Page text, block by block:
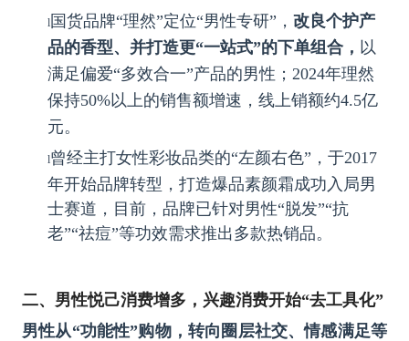
l国货品牌“理然”定位“男性专研”， 改良个护产
品的香型、并打造更“一站式”的下单组合， 以
满足偏爱“多效合一”产品的男性；2024年理然
保持50%以上的销售额增速，线上销额约4.5亿
元。
l曾经主打女性彩妆品类的“左颜右色”，于2017
年开始品牌转型，打造爆品素颜霜成功入局男
士赛道，目前，品牌已针对男性“脱发”“抗
老”“祛痘”等功效需求推出多款热销品。
二、男性悦己消费增多，兴趣消费开始“去工具化”
男性从“功能性”购物，转向圈层社交、情感满足等